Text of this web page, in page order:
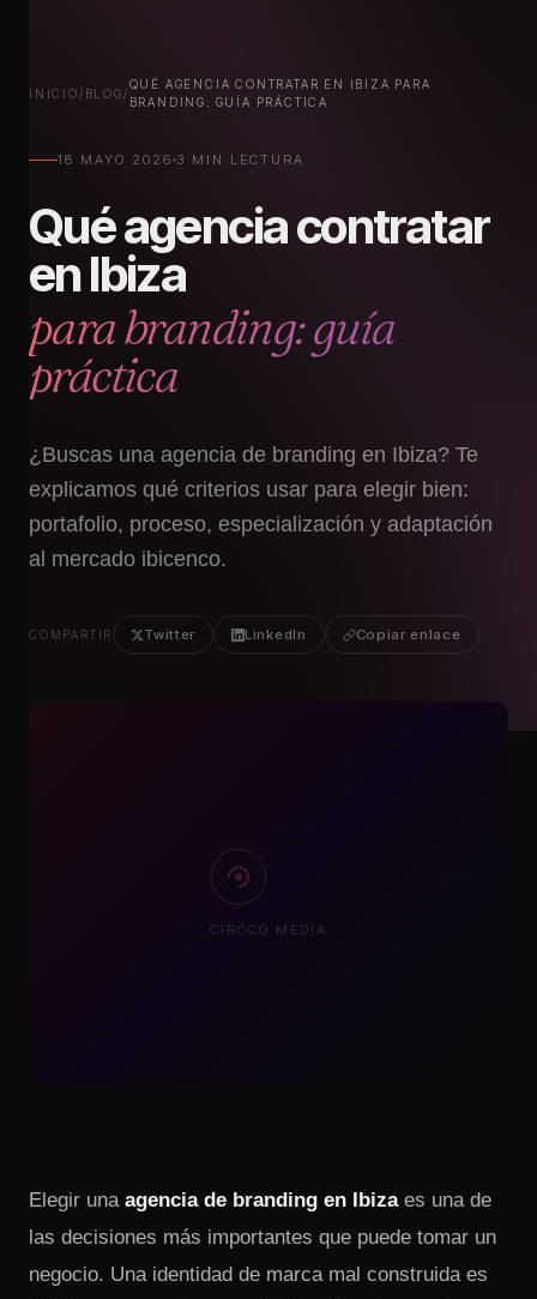
INICIO/ BLOG/
QUÉ AGENCIA CONTRATAR EN IBIZA PARA
BRANDING: GUÍA PRÁCTICA
18 MAYO 2026 3 MIN LECTURA
Qué agencia contratar
en Ibiza
para branding: guía
práctica
¿Buscas una agencia de branding en Ibiza? Te
explicamos qué criterios usar para elegir bien:
portafolio, proceso, especialización y adaptación
al mercado ibicenco.
COMPARTIR Twitter LinkedIn Copiar enlace
CIRCCO MEDIA
Elegir una agencia de branding en Ibizaes una de
las decisiones más importantes que puede tomar un
negocio. Una identidad de marca mal construida es